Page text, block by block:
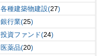
各種建築物建設(27)
銀行業(25)
投資ファンド(24)
医薬品(20)